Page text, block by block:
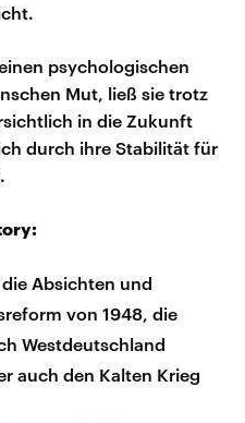
psychologischen
Mut, ließ sie trotz
in die Zukunft
durch ihre Stabilität für
Absichten und
von 1948, die
Westdeutschland
auch den Kalten Krieg